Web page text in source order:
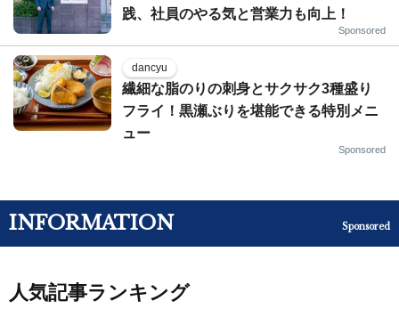
践、社員のやる気と営業力も向上！
Sponsored
dancyu
繊細な脂のりの刺身とサクサク3種盛り
フライ！黒瀬ぶりを堪能できる特別メニ
ュー
Sponsored
INFORMATION Sponsored
人気記事ランキング